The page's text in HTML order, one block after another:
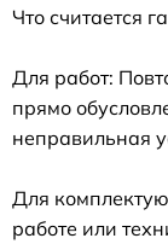
Что считается
Для работ:
прямо
неправильная
Для
работе или